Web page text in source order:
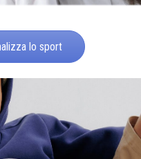
lo sport